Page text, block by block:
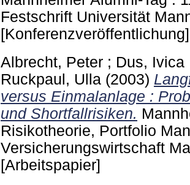
Festschrift Universität
[Konferenzveröffentlichung]
Albrecht, Peter ; Dus, Ivica
Ruckpaul, Ulla (2003)
versus Einmalanlage :
und Shortfallrisiken.
Risikotheorie, Portfolio
Versicherungswirtschaft
[Arbeitspapier]